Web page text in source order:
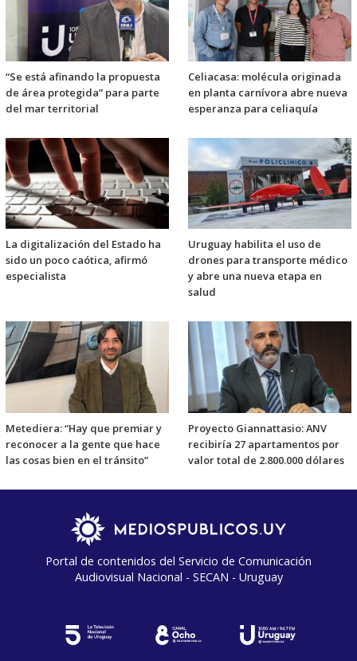
“Se está afinando la propuesta
de área protegida” para parte
del mar territorial
Celiacasa: molécula originada
en planta carnívora abre nueva
esperanza para celiaquía
La digitalización del Estado ha
sido un poco caótica, afirmó
especialista
Uruguay habilita el uso de
drones para transporte médico
y abre una nueva etapa en
salud
Metediera: “Hay que premiar y
reconocer a la gente que hace
las cosas bien en el tránsito”
Proyecto Giannattasio: ANV
recibiría 27 apartamentos por
valor total de 2.800.000 dólares
Portal de contenidos del Servicio de Comunicación
Audiovisual Nacional - SECAN - Uruguay